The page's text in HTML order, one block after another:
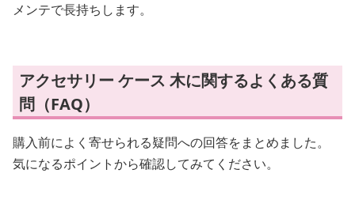
メンテで長持ちします。
アクセサリー ケース 木に関するよくある質
問（FAQ）
購入前によく寄せられる疑問への回答をまとめました。
気になるポイントから確認してみてください。